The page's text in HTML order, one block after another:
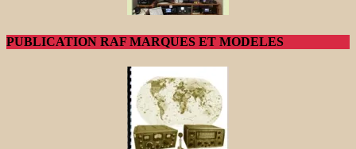
PUBLICATION RAF MARQUES ET MODELES